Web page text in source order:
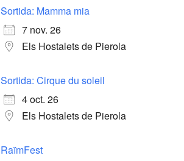
Sortida: Mamma mia
7 nov. 26
Els Hostalets de Pierola
Sortida: Cirque du soleil
4 oct. 26
Els Hostalets de Pierola
RaïmFest